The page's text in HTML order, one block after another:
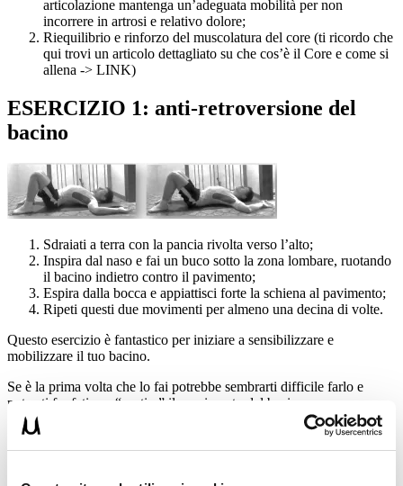
articolazione mantenga un’adeguata mobilità per non
incorrere in artrosi e relativo dolore;
Riequilibrio e rinforzo del muscolatura del core (ti ricordo che
qui trovi un articolo dettagliato su che cos’è il Core e come si
allena -> LINK)
ESERCIZIO 1: anti-retroversione del
bacino
Sdraiati a terra con la pancia rivolta verso l’alto;
Inspira dal naso e fai un buco sotto la zona lombare, ruotando
il bacino indietro contro il pavimento;
Espira dalla bocca e appiattisci forte la schiena al pavimento;
Ripeti questi due movimenti per almeno una decina di volte.
Questo esercizio è fantastico per iniziare a sensibilizzare e
mobilizzare il tuo bacino.
Se è la prima volta che lo fai potrebbe sembrarti difficile farlo e
potresti far fatica a “sentire” il movimento del bacino.
Tranquillo è tutto normale, man mano che lo farai ti riuscirà meglio
ogni volta e il beneficio che ne trarrai sarà una ventata d’aria fresca